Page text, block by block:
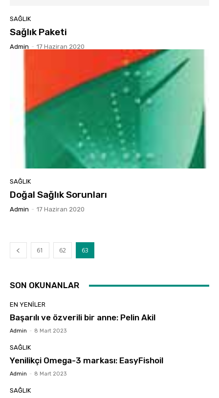
SAĞLIK
Sağlık Paketi
Admin - 17 Haziran 2020
SAĞLIK
Doğal Sağlık Sorunları
Admin - 17 Haziran 2020
61 62 63
SON OKUNANLAR
EN YENILER
Başarılı ve özverili bir anne: Pelin Akil
Admin - 8 Mart 2023
SAĞLIK
Yenilikçi Omega-3 markası: EasyFishoil
Admin - 8 Mart 2023
SAĞLIK